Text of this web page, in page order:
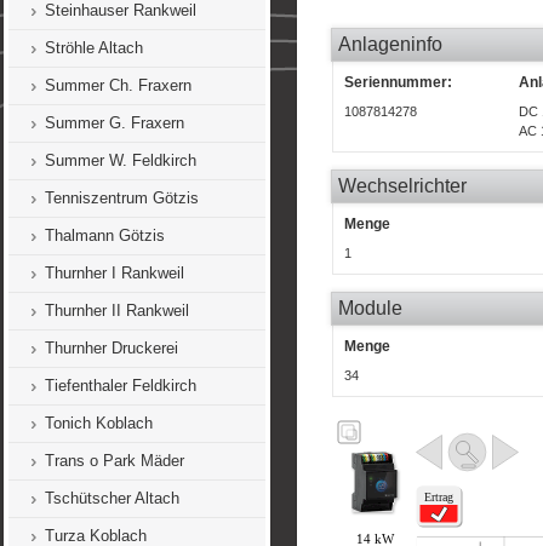
Steinhauser Rankweil
Ströhle Altach
Summer Ch. Fraxern
Summer G. Fraxern
Summer W. Feldkirch
Tenniszentrum Götzis
Thalmann Götzis
Thurnher I Rankweil
Thurnher II Rankweil
Thurnher Druckerei
Tiefenthaler Feldkirch
Tonich Koblach
Trans o Park Mäder
Tschütscher Altach
Turza Koblach
Anlageninfo
Seriennummer:
1087814278
DC
AC
Wechselrichter
Menge
1
Module
Menge
34